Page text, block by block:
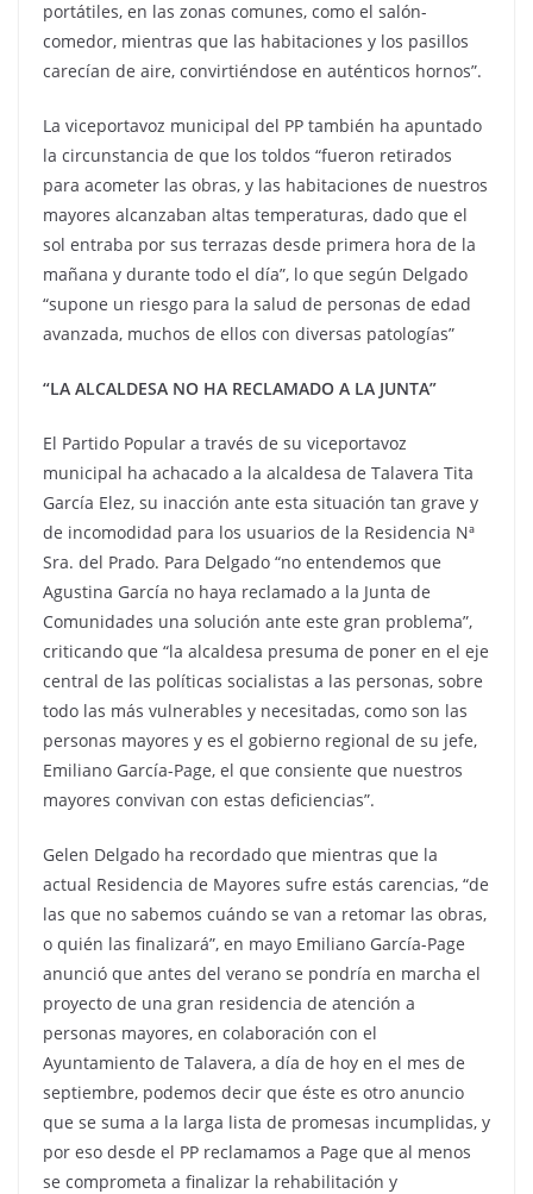
portátiles, en las zonas comunes, como el salón-
comedor, mientras que las habitaciones y los pasillos
carecían de aire, convirtiéndose en auténticos hornos”.
La viceportavoz municipal del PP también ha apuntado
la circunstancia de que los toldos “fueron retirados
para acometer las obras, y las habitaciones de nuestros
mayores alcanzaban altas temperaturas, dado que el
sol entraba por sus terrazas desde primera hora de la
mañana y durante todo el día”, lo que según Delgado
“supone un riesgo para la salud de personas de edad
avanzada, muchos de ellos con diversas patologías”
“LA ALCALDESA NO HA RECLAMADO A LA JUNTA”
El Partido Popular a través de su viceportavoz
municipal ha achacado a la alcaldesa de Talavera Tita
García Elez, su inacción ante esta situación tan grave y
de incomodidad para los usuarios de la Residencia Nª
Sra. del Prado. Para Delgado “no entendemos que
Agustina García no haya reclamado a la Junta de
Comunidades una solución ante este gran problema”,
criticando que “la alcaldesa presuma de poner en el eje
central de las políticas socialistas a las personas, sobre
todo las más vulnerables y necesitadas, como son las
personas mayores y es el gobierno regional de su jefe,
Emiliano García-Page, el que consiente que nuestros
mayores convivan con estas deficiencias”.
Gelen Delgado ha recordado que mientras que la
actual Residencia de Mayores sufre estás carencias, “de
las que no sabemos cuándo se van a retomar las obras,
o quién las finalizará”, en mayo Emiliano García-Page
anunció que antes del verano se pondría en marcha el
proyecto de una gran residencia de atención a
personas mayores, en colaboración con el
Ayuntamiento de Talavera, a día de hoy en el mes de
septiembre, podemos decir que éste es otro anuncio
que se suma a la larga lista de promesas incumplidas, y
por eso desde el PP reclamamos a Page que al menos
se comprometa a finalizar la rehabilitación y